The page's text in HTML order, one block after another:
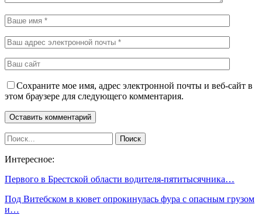
Сохраните мое имя, адрес электронной почты и веб-сайт в
этом браузере для следующего комментария.
Интересное:
Первого в Брестской области водителя-пятитысячника…
Под Витебском в кювет опрокинулась фура с опасным грузом
и…